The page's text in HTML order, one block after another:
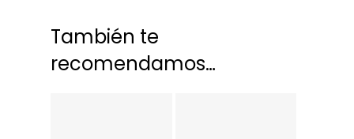
También te
recomendamos…